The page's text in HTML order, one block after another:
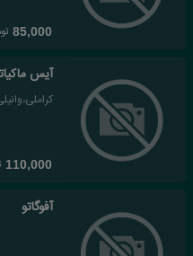
85,000
آیس
110,000
آفوگاتو